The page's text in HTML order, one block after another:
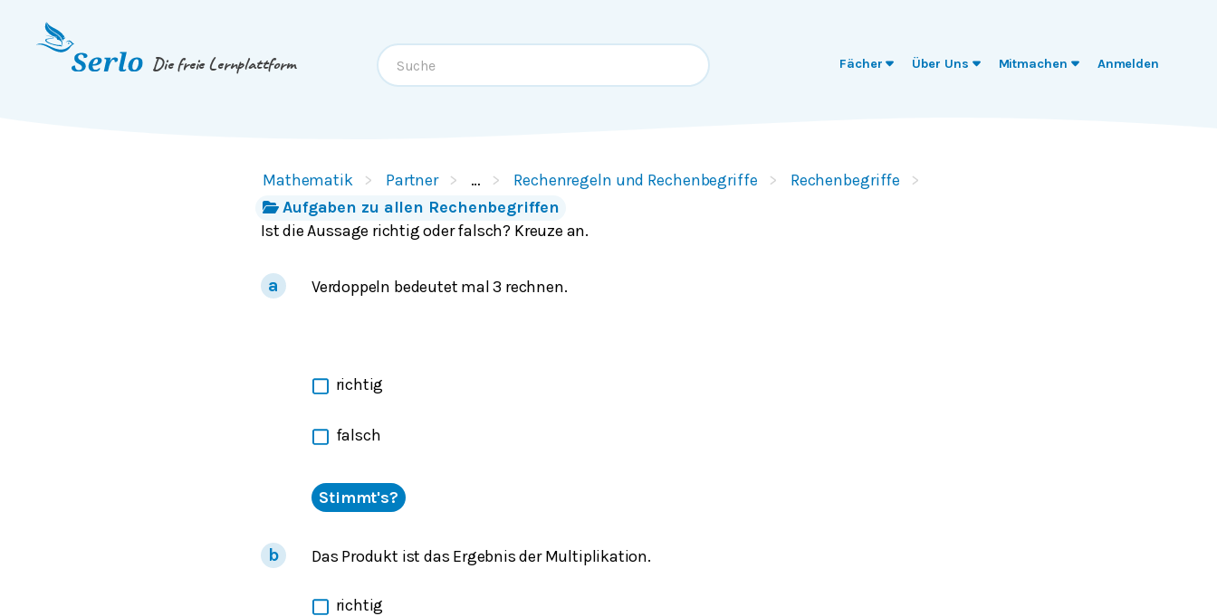
Springe zum
Die freie Lernplattform Fächer Über Uns Mitmachen Anmelden
Mathematik Partner … Rechenregeln und Rechenbegriffe
Rechenbegriffe
Aufgaben zu allen Rechenbegriffen
Ist die Aussage richtig oder falsch? Kreuze an.
Verdoppeln bedeutet mal 3 rechnen.
richtig
falsch
Stimmt's?
Das Produkt ist das Ergebnis der Multiplikation.
richtig